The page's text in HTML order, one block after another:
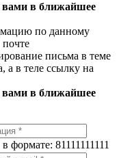
вами в ближайшее
по данному
письма в теме
а в теле ссылку на
вами в ближайшее
формате: 81111111111